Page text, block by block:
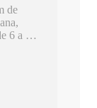
de
6 a 7